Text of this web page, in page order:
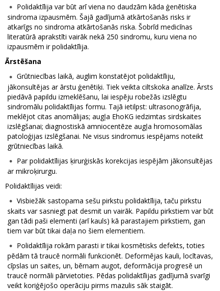
Polidaktīlija var būt arī viena no daudzām kāda ģenētiska
sindroma izpausmēm. Šajā gadījumā atkārtošanās risks ir
atkarīgs no sindroma atkārtošanās riska. Šobrīd medicīnas
literatūrā aprakstīti vairāk nekā 250 sindromu, kuru viena no
izpausmēm ir polidaktīlija.
Ārstēšana
Grūtniecības laikā, auglim konstatējot polidaktīliju,
jākonsultējas ar ārstu ģenētiķi. Tiek veikta ciltskoka analīze. Ārsts
piedāvā papildu izmeklēšanu, lai iespēju robežās izslēgtu
sindromālu polidaktīlijas formu. Tajā ietilpst: ultrasonogrāfija,
meklējot citas anomālijas; augļa EhoKG iedzimtas sirdskaites
izslēgšanai; diagnostiskā amniocentēze augļa hromosomālas
patoloģijas izslēgšanai. Ne visus sindromus iespējams noteikt
grūtniecības laikā.
Par polidaktīlijas ķirurģiskās korekcijas iespējām jākonsultējas
ar mikroķirurgu.
Polidaktīlijas veidi:
Visbiežāk sastopama sešu pirkstu polidaktīlija, taču pirkstu
skaits var sasniegt pat desmit un vairāk. Papildu pirkstiem var būt
gan tādi paši elementi (arī kauls) kā parastajiem pirkstiem, gan
tiem var būt tikai daļa no šiem elementiem.
Polidaktīlija rokām parasti ir tikai kosmētisks defekts, toties
pēdām tā traucē normāli funkcionēt. Deformējas kauli, locītavas,
cīpslas un saites, un, bērnam augot, deformācija progresē un
traucē normāli pārvietoties. Pēdas polidaktīlijas gadījumā svarīgi
veikt koriģējošo operāciju pirms mazulis sāk staigāt.